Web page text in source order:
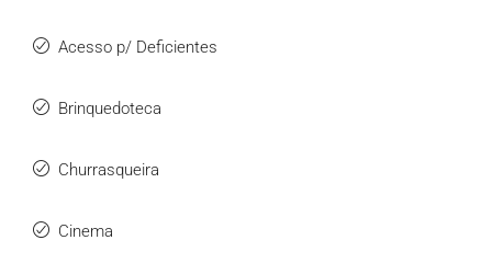
Acesso p/ Deficientes
Brinquedoteca
Churrasqueira
Cinema